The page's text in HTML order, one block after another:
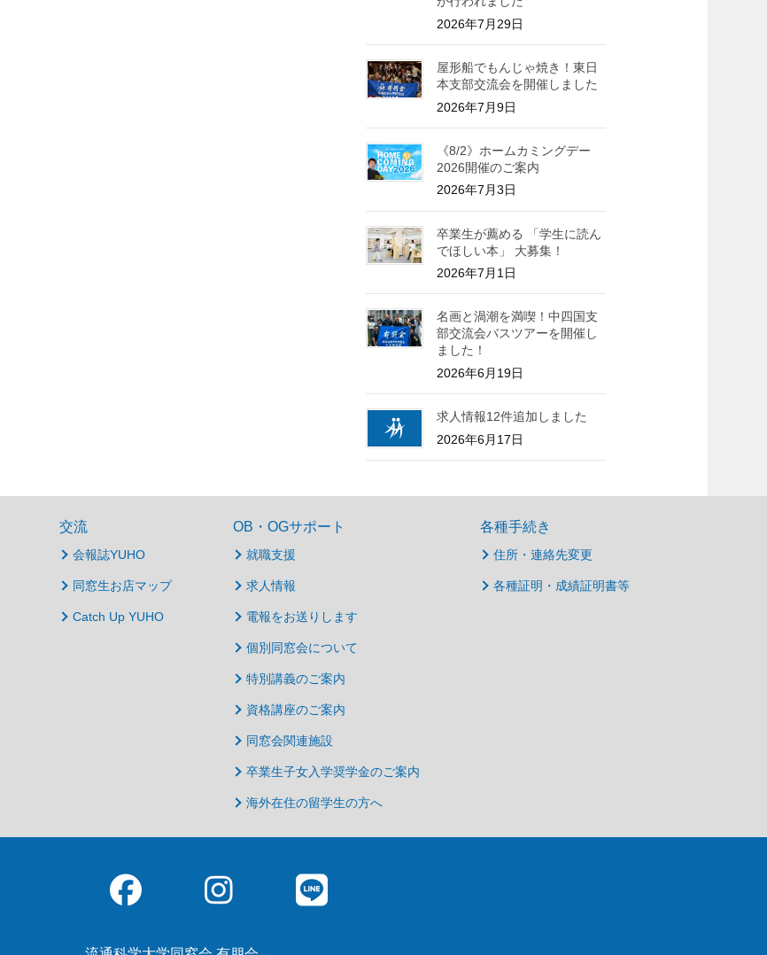
2026年7月29日
屋形船でもんじゃ焼き！東日
本支部交流会を開催しました
2026年7月9日
《8/2》ホームカミングデー
2026開催のご案内
2026年7月3日
卒業生が薦める 「学生に読ん
でほしい本」 大募集！
2026年7月1日
名画と渦潮を満喫！中四国支
部交流会バスツアーを開催し
ました！
2026年6月19日
求人情報12件追加しました
2026年6月17日
交流
会報誌YUHO
同窓生お店マップ
Catch Up YUHO
OB・OGサポート
就職支援
求人情報
電報をお送りします
個別同窓会について
特別講義のご案内
資格講座のご案内
同窓会関連施設
卒業生子女入学奨学金のご案内
海外在住の留学生の方へ
各種手続き
住所・連絡先変更
各種証明・成績証明書等